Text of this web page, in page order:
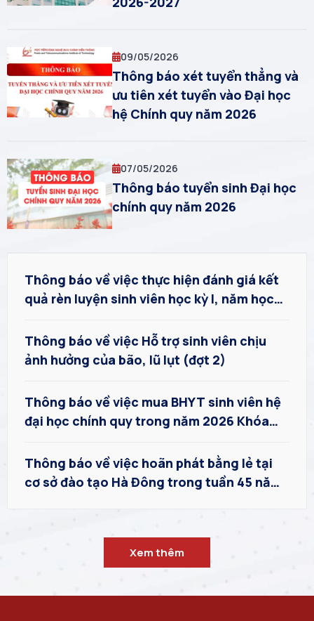
09/05/2026
Thông báo xét tuyển thẳng và
ưu tiên xét tuyển vào Đại học
hệ Chính quy năm 2026
07/05/2026
Thông báo tuyển sinh Đại học
chính quy năm 2026
Thông báo về việc thực hiện đánh giá kết
quả rèn luyện sinh viên học kỳ I, năm học
Thông báo về việc Hỗ trợ sinh viên chịu
ảnh hưởng của bão, lũ lụt (đợt 2)
Thông báo về việc mua BHYT sinh viên hệ
đại học chính quy trong năm 2026 Khóa
Thông báo về việc hoãn phát bằng lẻ tại
cơ sở đào tạo Hà Đông trong tuần 45 năm
Xem thêm